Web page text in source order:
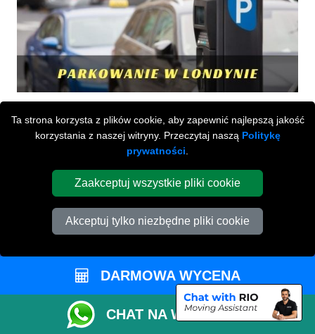
Ta strona korzysta z plików cookie, aby zapewnić najlepszą jakość
korzystania z naszej witryny. Przeczytaj naszą Politykę
prywatności
Zaakceptuj wszystkie pliki cookie
Akceptuj tylko niezbędne pliki cookie
Przeprowadzki Londyn
673 Seven Sisters Road
Napisz do nas
+44 208 099 9173
DARMOWA WYCENA
CHAT NA WHATSAPP